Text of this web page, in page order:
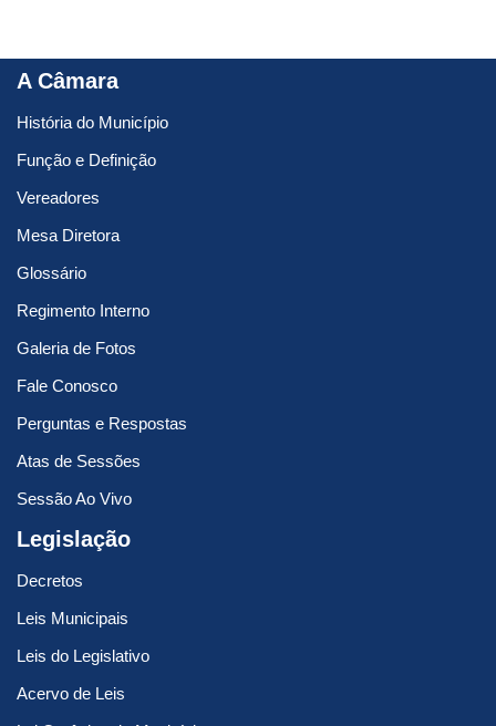
A Câmara
História do Município
Função e Definição
Vereadores
Mesa Diretora
Glossário
Regimento Interno
Galeria de Fotos
Fale Conosco
Perguntas e Respostas
Atas de Sessões
Sessão Ao Vivo
Legislação
Decretos
Leis Municipais
Leis do Legislativo
Acervo de Leis